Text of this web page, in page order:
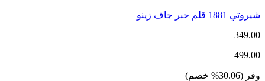
شيروتي 1881 قلم حبر جاف زينو
349.00
499.00
وفر (
30.06
% خصم)